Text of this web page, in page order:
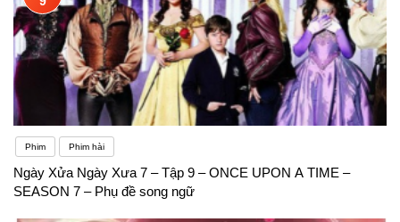
Phim Phim hài
Ngày Xửa Ngày Xưa 7 – Tập 9 – ONCE UPON A TIME –
SEASON 7 – Phụ đề song ngữ